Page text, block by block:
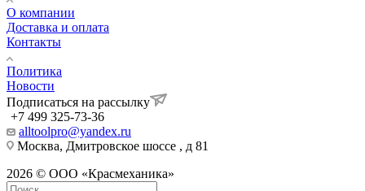
О компании
Доставка и оплата
Контакты
Политика
Новости
Подписаться на рассылку
+7 499 325-73-36
alltoolpro@yandex.ru
Москва, Дмитровское шоссе , д 81
2026 © ООО «Красмеханика»